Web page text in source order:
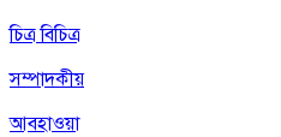
চিত্র বিচিত্র
সম্পাদকীয়
আবহাওয়া